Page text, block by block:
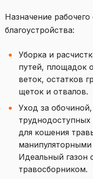
Назначение
благоустройства:
Уборка и
путей, площадок
веток, остатков
щеток и отвалов.
Уход за
для кошения
манипуляторными
Идеальный газон
травосборником.